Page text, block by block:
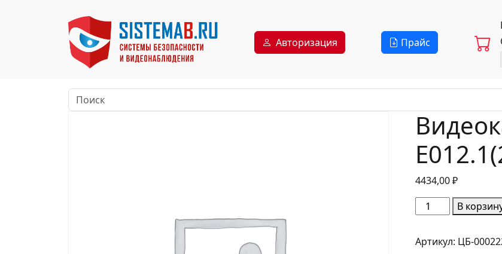
Авторизация Прайс
4434,00₽
Количество
товара
Optimus
В
Артикул: ЦБ-